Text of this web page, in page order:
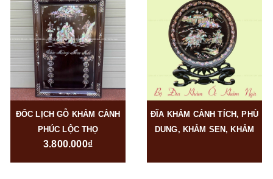
ĐỐC LỊCH GỖ KHẢM CẢNH
PHÚC LỘC THỌ
3.800.000₫
ĐĨA KHẢM CẢNH TÍCH, PHÙ
DUNG, KHẢM SEN, KHẢM